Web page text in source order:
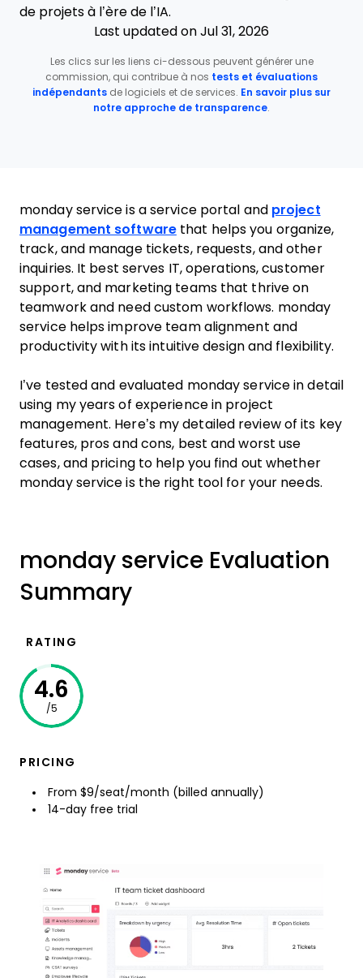
de projets à l’ère de l’IA.
Last updated on Jul 31, 2026
Les clics sur les liens ci-dessous peuvent générer une
commission, qui contribue à nos tests et évaluations
indépendants de logiciels et de services. En savoir plus sur
notre approche de transparence.
monday service is a service portal and project
management softwarethat helps you organize,
track, and manage tickets, requests, and other
inquiries. It best serves IT, operations, customer
support, and marketing teams that thrive on
teamwork and need custom workflows. monday
service helps improve team alignment and
productivity with its intuitive design and flexibility.
I’ve tested and evaluated monday service in detail
using my years of experience in project
management. Here’s my detailed review of its key
features, pros and cons, best and worst use
cases, and pricing to help you find out whether
monday service is the right tool for your needs.
monday service Evaluation
Summary
RATING
4.6
/5
PRICING
From $9/seat/month (billed annually)
14-day free trial